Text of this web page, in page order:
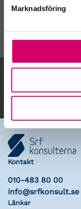
Marknadsföring
Kontakt
010-483 80 00
info@srfkonsult.se
Länkar